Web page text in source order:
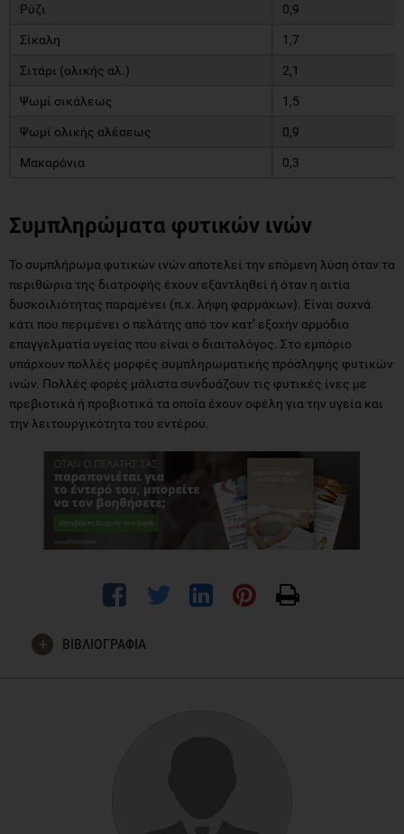
Ρύζι 0,9
Σίκαλη 1,7
Σιτάρι (ολικής αλ.) 2,1
Ψωμί σικάλεως 1,5
Ψωμί ολικής αλέσεως 0,9
Μακαρόνια 0,3
Συμπληρώματα φυτικών ινών
Το συμπλήρωμα φυτικών ινών αποτελεί την επόμενη λύση όταν τα
περιθώρια της διατροφής έχουν εξαντληθεί ή όταν η αιτία
δυσκοιλιότητας παραμένει (π.χ. λήψη φαρμάκων). Είναι συχνά
κάτι που περιμένει ο πελάτης από τον κατ’ εξοχήν αρμόδιο
επαγγελματία υγείας που είναι ο διαιτολόγος. Στο εμπόριο
υπάρχουν πολλές μορφές συμπληρωματικής πρόσληψης φυτικών
ινών. Πολλές φορές μάλιστα συνδυάζουν τις φυτικές ίνες με
πρεβιοτικά ή προβιοτικά τα οποία έχουν οφέλη για την υγεία και
την λειτουργικότητα του εντέρου.
ΒΙΒΛΙΟΓΡΑΦΙΑ